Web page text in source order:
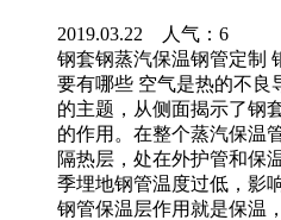
2019.03.22 人气： 6
钢套钢蒸汽保温钢管定制
要有哪些 空气是热的不良
的主题，从侧面揭示了钢
的作用。在整个蒸汽保温
隔热层，处在外护管和保
季埋地钢管温度过低，影
钢管保温层作用就是保温